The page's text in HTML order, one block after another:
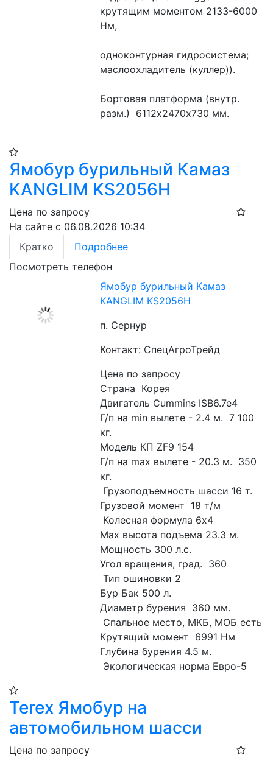
крутящим моментом 2133-6000
Нм,
одноконтурная гидросистема;
маслоохладитель (куллер)).
Бортовая платформа (внутр.
разм.)  6112х2470х730 мм.
Ямобур бурильный Камаз
KANGLIM KS2056H
Цена по запросу
На сайте с 06.08.2026 10:34
Кратко
Подробнее
Посмотреть телефон
Ямобур бурильный Камаз
KANGLIM KS2056H
п. Сернур
Контакт: СпецАгроТрейд
Цена по запросу
Страна  Корея
Двигатель Cummins ISB6.7e4
Г/п на min вылете - 2.4 м.  7 100
кг.
Модель КП ZF9 154
Г/п на max вылете - 20.3 м.  350
кг.
Грузоподъемность шасси 16 т.
Грузовой момент  18 т/м
Колесная формула 6х4
Маx высота подъема 23.3 м.
Мощность 300 л.с.
Угол вращения, град.  360
Тип ошиновки 2
Бур Бак 500 л.
Диаметр бурения  360 мм.
Спальное место, МКБ, МОБ есть
Крутящий момент  6991 Нм
Глубина бурения 4.5 м.
Экологическая норма Евро-5
Terex Ямобур на
автомобильном шасси
Цена по запросу